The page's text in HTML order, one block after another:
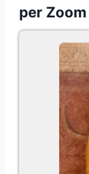
per Zoom